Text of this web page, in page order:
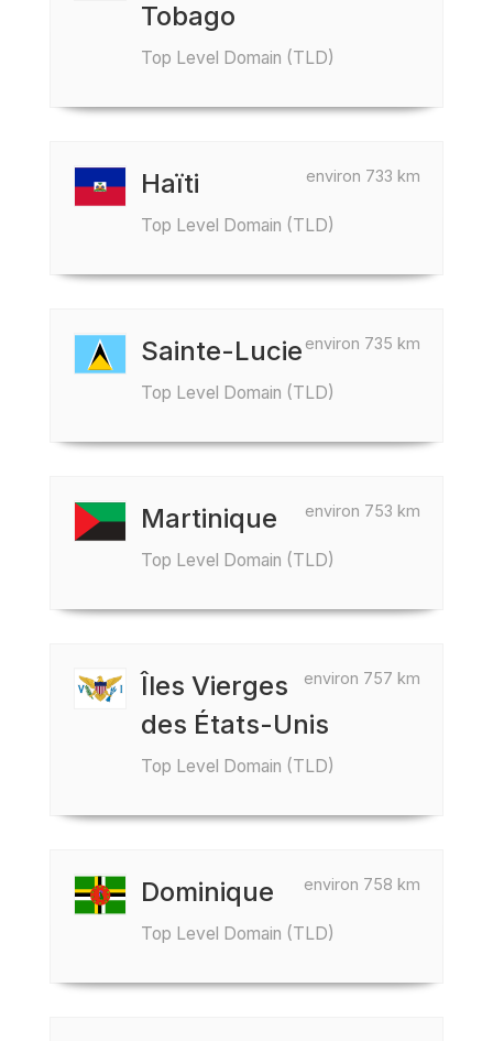
Tobago
Top Level Domain (TLD)
environ 733 km
Haïti
Top Level Domain (TLD)
environ 735 km
Sainte-Lucie
Top Level Domain (TLD)
environ 753 km
Martinique
Top Level Domain (TLD)
environ 757 km
Îles Vierges
des États-Unis
Top Level Domain (TLD)
environ 758 km
Dominique
Top Level Domain (TLD)